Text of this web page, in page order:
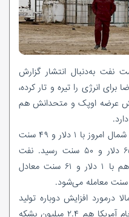
نفت به‌دنبال انتشار گزارش
برای انرژی را تیره و تار کرده،
عرضه اوپک و متحدانش هم
قیمت هر بشکه نفت برنت دریای شمال امروز با ۱ دلار و ۴۹ سنت
معادل ۲.۲۲ درصد کاهش به ۶۵ دلار و ۵۰ سنت رسید. نفت
وست تگزاس اینترمدیت آمریکا هم با ۱ دلار و ۶۱ سنت معادل
درمورد افزایش دوباره تولید
توافق خواهند کرد. ذخایر نفت خام آمریکا هم ۲.۴ میلیون بشکه